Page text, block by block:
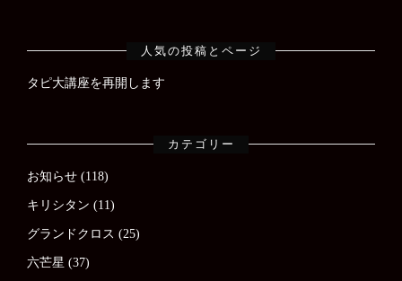
人気の投稿とページ
タピ大講座を再開します
カテゴリー
お知らせ (118)
キリシタン (11)
グランドクロス (25)
六芒星 (37)